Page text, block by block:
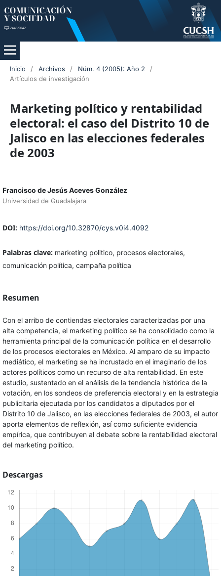
Inicio / Archivos / Núm. 4 (2005): Año 2
/
Artículos de investigación
Marketing político y rentabilidad
electoral: el caso del Distrito 10 de
Jalisco en las elecciones federales
de 2003
Francisco de Jesús Aceves González
Universidad de Guadalajara
DOI: https://doi.org/10.32870/cys.v0i4.4092
Palabras clave: marketing politico, procesos electorales,
comunicación política, campaña política
Resumen
Con el arribo de contiendas electorales caracterizadas por una
alta competencia, el marketing político se ha consolidado como la
herramienta principal de la comunicación política en el desarrollo
de los procesos electorales en México. Al amparo de su impacto
mediático, el marketing se ha incrustado en el imaginario de los
actores políticos como un recurso de alta rentabilidad. En este
estudio, sustentado en el análisis de la tendencia histórica de la
votación, en los sondeos de preferencia electoral y en la estrategia
publicitaria ejecutada por los candidatos a diputados por el
Distrito 10 de Jalisco, en las elecciones federales de 2003, el autor
aporta elementos de reflexión, así como suficiente evidencia
empírica, que contribuyen al debate sobre la rentabilidad electoral
del marketing político.
Descargas